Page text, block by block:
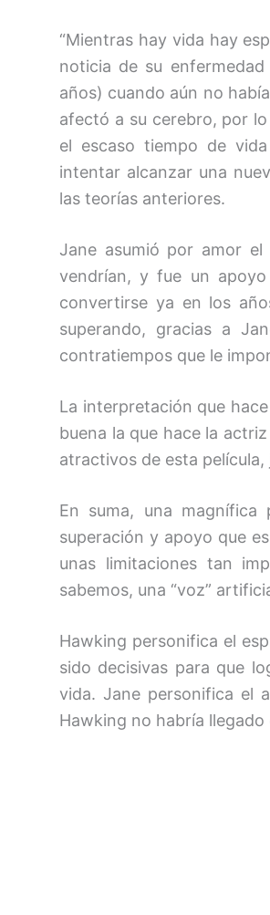
“Mientras hay vida hay
noticia de su
años) cuando aún no
afectó a su cerebro, por
el escaso tiempo de
intentar alcanzar una
las teorías anteriores.
Jane asumió por amor
vendrían, y fue un
convertirse ya en los
superando, gracias a
contratiempos que le
La interpretación que
buena la que hace la
atractivos de esta
En suma, una magnífica
superación y apoyo que
unas limitaciones tan
sabemos, una “voz”
Hawking personifica el
sido decisivas para que
vida. Jane personifica el
Hawking no habría llegado